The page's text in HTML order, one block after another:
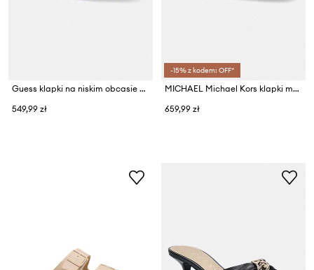
Guess klapki na niskim obcasie damskie SOMAYA
549,99 zł
-15% z kodem: OFF*
MICHAEL Michael Kors klapki mules damskie skórzane Cady Mule
659,99 zł